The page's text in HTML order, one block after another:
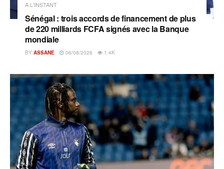
A L'INSTANT
Sénégal : trois accords de financement de plus
de 220 milliards FCFA signés avec la Banque
mondiale
BY ASSANE 06/08/2026 1.4K